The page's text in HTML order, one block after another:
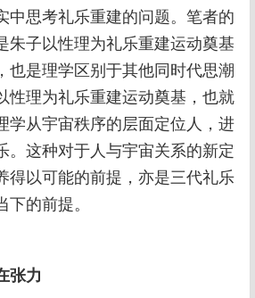
中思考礼乐重建的问题。笔者的
朱子以性理为礼乐重建运动奠基
也是理学区别于其他同时代思潮
性理为礼乐重建运动奠基，也就
学从宇宙秩序的层面定位人，进
。这种对于人与宇宙关系的新定
得以可能的前提，亦是三代礼乐
的前提。
张力